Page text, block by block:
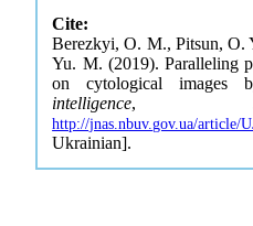
Cite:
Berezkyi, O. M., Pitsun,
Yu. M. (2019). Paralleling
on cytological images
intelligence, 3-
http://jnas.nbuv.gov.ua/article/
Ukrainian].